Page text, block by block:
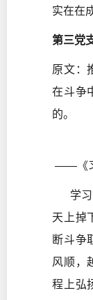
实在在
第三党
原文：
在斗争
的。
——《
学习
天上掉
断斗争
风顺，
程上弘